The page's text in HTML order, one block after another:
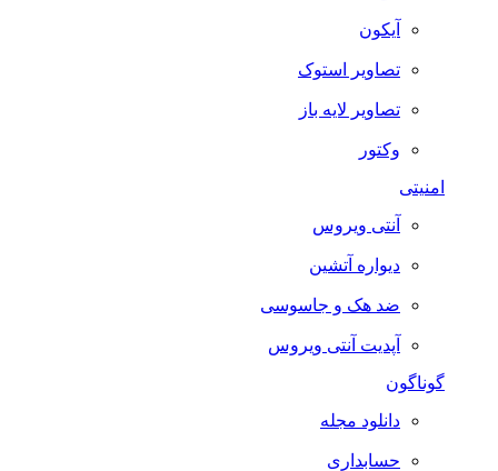
آیکون
تصاویر استوک
تصاویر لایه باز
وکتور
امنیتی
آنتی ویروس
دیواره آتشین
ضد هک و جاسوسی
آپدیت آنتی ویروس
گوناگون
دانلود مجله
حسابداری